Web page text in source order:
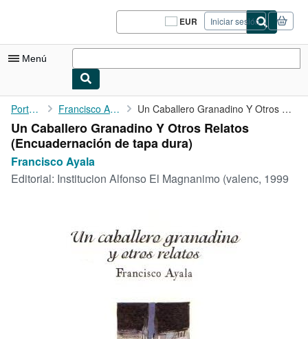
Pasar al contenido principal
EUR
Preferencias
de
del
Iniciar sesión
Menú
Mi cuenta
Consultar mis pedidos
Cerrar sesión
Búsqueda avanzada
Libros antiguos
Portada Francisco Ayala Un Caballero Granadino Y Otros Relatos
Un Caballero Granadino Y Otros Relatos
(Encuadernación de tapa dura)
Francisco Ayala
Editorial: Institucion Alfonso El Magnanimo (valenc, 1999